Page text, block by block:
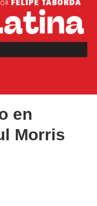
en
Morris